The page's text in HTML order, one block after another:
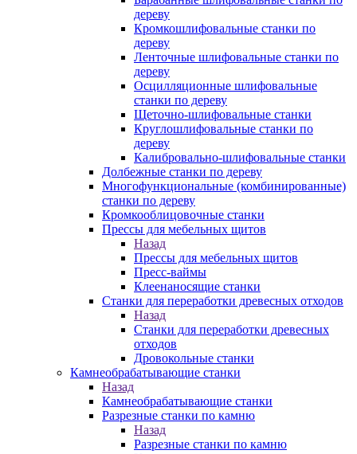
дереву
Кромкошлифовальные станки по
дереву
Ленточные шлифовальные станки по
дереву
Осцилляционные шлифовальные
станки по дереву
Щеточно-шлифовальные станки
Круглошлифовальные станки по
дереву
Калибровально-шлифовальные станки
Долбежные станки по дереву
Многофункциональные (комбинированные)
станки по дереву
Кромкооблицовочные станки
Прессы для мебельных щитов
Назад
Прессы для мебельных щитов
Пресс-ваймы
Клеенаносящие станки
Станки для переработки древесных отходов
Назад
Станки для переработки древесных
отходов
Дровокольные станки
Камнеобрабатывающие станки
Назад
Камнеобрабатывающие станки
Разрезные станки по камню
Назад
Разрезные станки по камню